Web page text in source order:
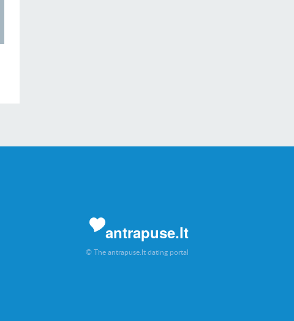
antrapuse.lt
© The antrapuse.lt dating portal